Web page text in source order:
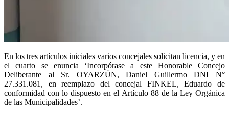
En los tres artículos iniciales varios concejales solicitan licencia, y en
el cuarto se enuncia ‘Incorpórase a este Honorable Concejo
Deliberante al Sr. OYARZÚN, Daniel Guillermo DNI N°
27.331.081, en reemplazo del concejal FINKEL, Eduardo de
conformidad con lo dispuesto en el Artículo 88 de la Ley Orgánica
de las Municipalidades’.